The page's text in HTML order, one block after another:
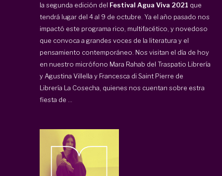
la segunda edición del Festival Agua Viva 2021 que
tendrá lugar del 4 al 9 de octubre. Ya el año pasado nos
impactó este programa rico, multifacético, y novedoso
que convoca a grandes voces de la literatura y el
pensamiento contemporáneo. Nos visitan el día de hoy
en nuestro micrófono Mara Rahab del Traspatio Librería
y Agustina Villella y Francesca di Saint Pierre de
Librería La Cosecha , quienes nos cuentan sobre estra
fiesta de ...